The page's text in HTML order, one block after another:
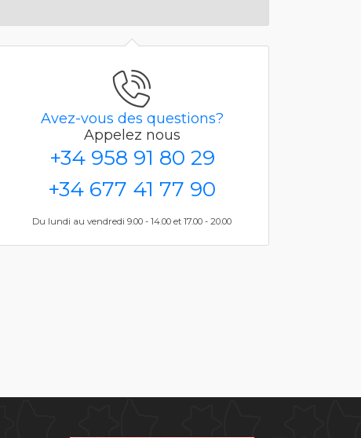
Avez-vous des questions?
Appelez nous
+34 958 91 80 29
+34 677 41 77 90
Du lundi au vendredi 9.00 - 14.00 et 17.00 - 20.00